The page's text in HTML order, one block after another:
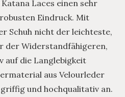
Laces einen sehr
Eindruck. Mit
Schuh nicht der leichteste,
der Widerstandfähigeren,
auf die Langlebigkeit
aus Velourleder
und hochqualitativ an.